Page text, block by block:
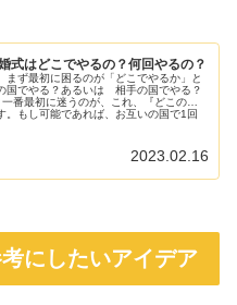
式はどこでやるの？何回やるの？
まず最初に困るのが「どこでやるか」と
国でやる？あるいは 相手の国でやる？
番最初に迷うのが、これ、『どこの国
。もし可能であれば、お互いの国で1回
2023.02.16
にしたいアイデア